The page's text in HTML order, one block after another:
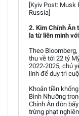
[Kyiv Post:
Russia]
2. Kim Chính Ân
la từ liên minh
Theo
thu về tới 22 tỷ
2022-2025, chủ
lính để duy trì
Khoản tiền
Bình Nhưỡng
Chính Ân đòn
trừng phạt